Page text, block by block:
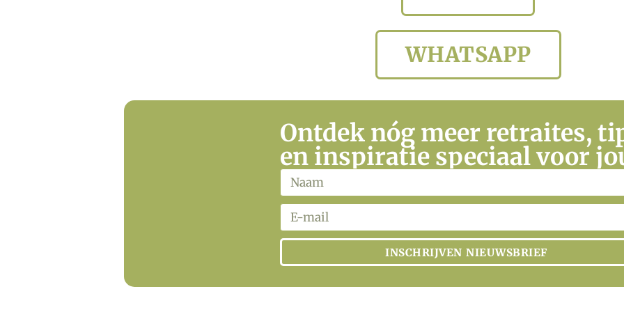
WHATSAPP
Ontdek nóg meer retraites,
en inspiratie speciaal voor
INSCHRIJVEN NIEUWSBRIEF